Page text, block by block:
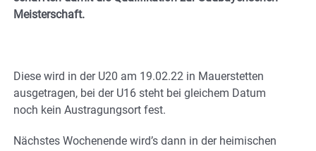
Meisterschaft.
Diese wird in der U20 am 19.02.22 in Mauerstetten
ausgetragen, bei der U16 steht bei gleichem Datum
noch kein Austragungsort fest.
Nächstes Wochenende wird’s dann in der heimischen